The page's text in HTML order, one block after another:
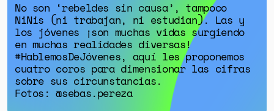
No son ‘rebeldes sin causa’, tampoco
NiNis (ni trabajan, ni estudian). Las y
los jóvenes ¡son muchas vidas surgiendo
en muchas realidades diversas!
#HablemosDeJóvenes, aquí les proponemos
cuatro coros para dimensionar las cifras
sobre sus circunstancias.
Fotos: @sebas.pereza